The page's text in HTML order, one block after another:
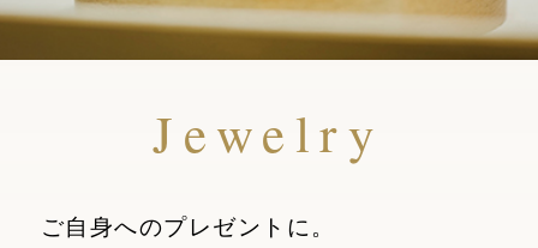
Jewelry
ご自身へのプレゼントに。